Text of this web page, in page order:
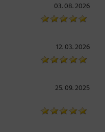
03. 08. 2026
12. 03. 2026
25. 09. 2025